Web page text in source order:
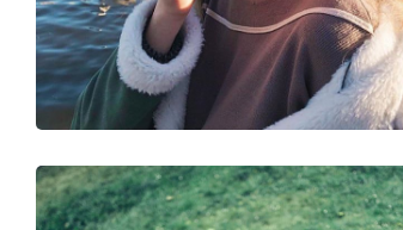
Βάρος:
150
Ρυθμιζόμενα μαξιλάρια μύτης:
Ναι
Εύκαμπτη άρθρωση:
Ναι
Αξεσουάρ
Παρέχονται με θήκη:
Ναι
Πανί καθαρισμού:
Ναι